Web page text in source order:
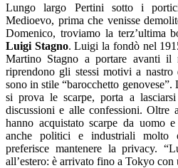
Lungo largo Pertini sotto i
Medioevo, prima che venisse
Domenico, troviamo la terz’ultima
Luigi Stagno. Luigi la fondò nel
Martino Stagno a portare avanti il
riprendono gli stessi motivi a
sono in stile “barocchetto genovese”.
si prova le scarpe, porta a
discussioni e alle confessioni. Oltre
hanno acquistato scarpe da uomo
anche politici e industriali
preferisce mantenere la privacy.
all’estero: è arrivato fino a Tokyo con